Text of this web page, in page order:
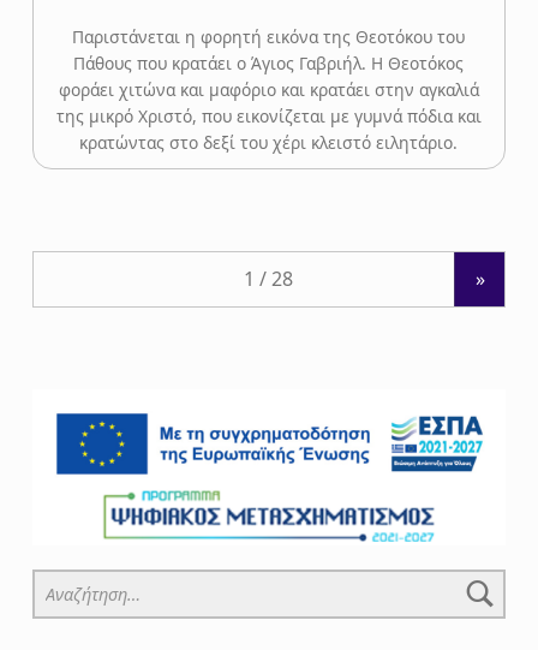
Παριστάνεται η φορητή εικόνα της Θεοτόκου του
Πάθους που κρατάει ο Άγιος Γαβριήλ. Η Θεοτόκος
φοράει χιτώνα και μαφόριο και κρατάει στην αγκαλιά
της μικρό Χριστό, που εικονίζεται με γυμνά πόδια και
κρατώντας στο δεξί του χέρι κλειστό ειλητάριο.
»
Αναζήτηση για: